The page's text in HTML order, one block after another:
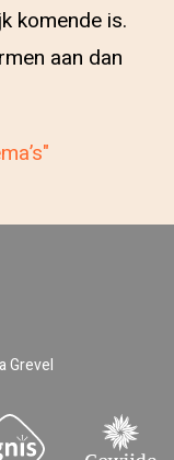
komende is.
aan dan
Grevel